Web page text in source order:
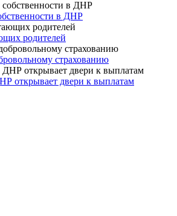
в ДНР
родителей
страхованию
открывает двери к выплатам